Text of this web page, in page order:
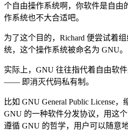
个自由操作系统啊，你软件是自由
作系统也不大合适吧。
为了这个目的，Richard 便尝试着
统，这个操作系统被命名为 GNU。
实际上，GNU 往往指代着自由软
—— 即消灭代码私有制。
比如 GNU General Public License
GNU 的一种软件分发协议，用这
遵循 GNU 的哲学，用户可以随意